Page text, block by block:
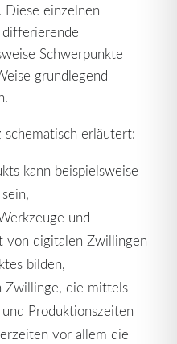
einzelnen
Schwerpunkte
grundlegend
erläutert:
kann beispielsweise
und
von digitalen Zwillingen
bilden,
Zwillinge, die mittels
Produktionszeiten
vor allem die